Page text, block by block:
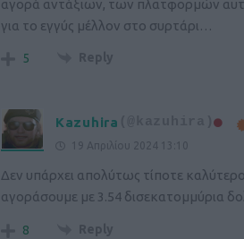
αγορά αντάξιων, των πλατφορμών
για το εγγύς μέλλον στο συρτάρι…
5 Reply
Kazuhira (@kazuhira)
19 Απριλίου 2024 13:10
Δεν υπάρχει απολύτως τίποτε
αγοράσουμε με 3.54 δισεκατομμύρια
8 Reply